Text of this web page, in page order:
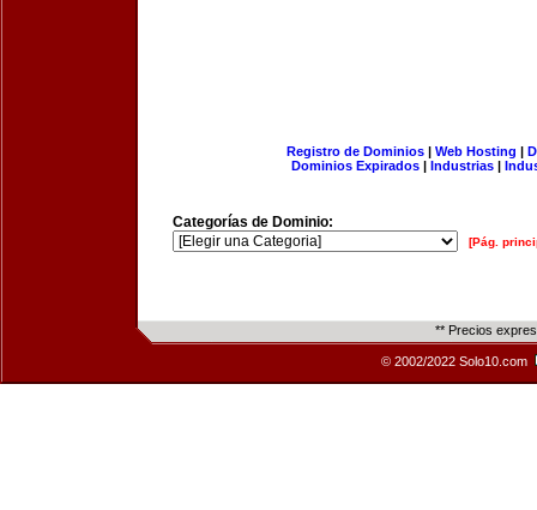
Registro de Dominios| Web Hosting |
Dominios Expirados | Industrias |
Categorías de Dominio:
[Pág.
** Precios
© 2002/2022 Solo10.com